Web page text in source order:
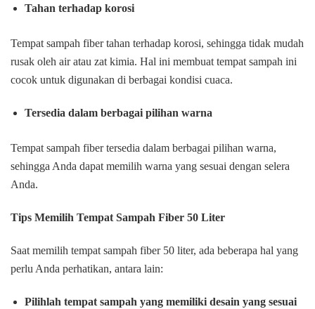
Tahan terhadap korosi
Tempat sampah fiber tahan terhadap korosi, sehingga tidak mudah
rusak oleh air atau zat kimia. Hal ini membuat tempat sampah ini
cocok untuk digunakan di berbagai kondisi cuaca.
Tersedia dalam berbagai pilihan warna
Tempat sampah fiber tersedia dalam berbagai pilihan warna,
sehingga Anda dapat memilih warna yang sesuai dengan selera
Anda.
Tips Memilih Tempat Sampah Fiber 50 Liter
Saat memilih tempat sampah fiber 50 liter, ada beberapa hal yang
perlu Anda perhatikan, antara lain:
Pilihlah tempat sampah yang memiliki desain yang sesuai